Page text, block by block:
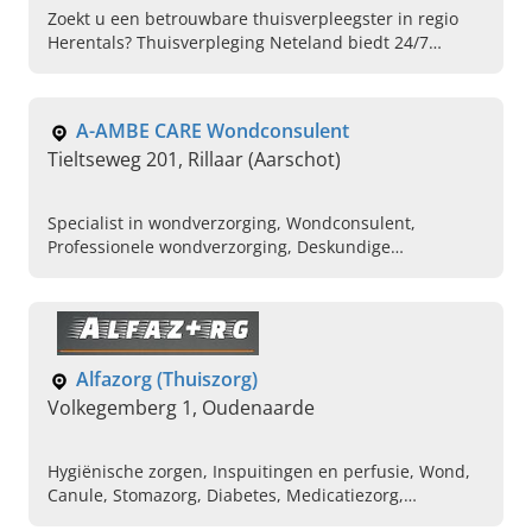
Zoekt u een betrouwbare thuisverpleegster in regio
Herentals? Thuisverpleging Neteland biedt 24/7
A-AMBE CARE Wondconsulent
Tieltseweg 201, Rillaar (Aarschot)
Specialist in wondverzorging, Wondconsulent,
Professionele wondverzorging, Deskundige
Thuisverpleging gespecialiseerd in wondverzorging,
Paliatieve zorgen
Alfazorg (Thuiszorg)
Volkegemberg 1, Oudenaarde
Hygiënische zorgen, Inspuitingen en perfusie, Wond,
Canule, Stomazorg, Diabetes, Medicatiezorg,